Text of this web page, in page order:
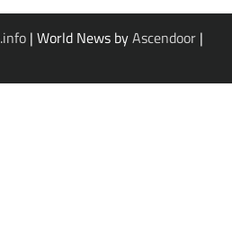
| World News byAscendoor |